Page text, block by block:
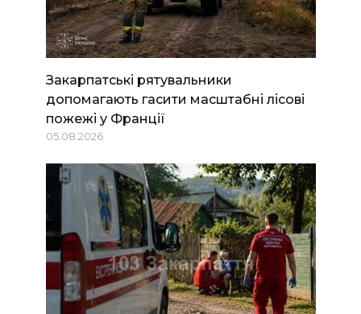
Закарпатські рятувальники
допомагають гасити масштабні лісові
пожежі у Франції
05.08.2026